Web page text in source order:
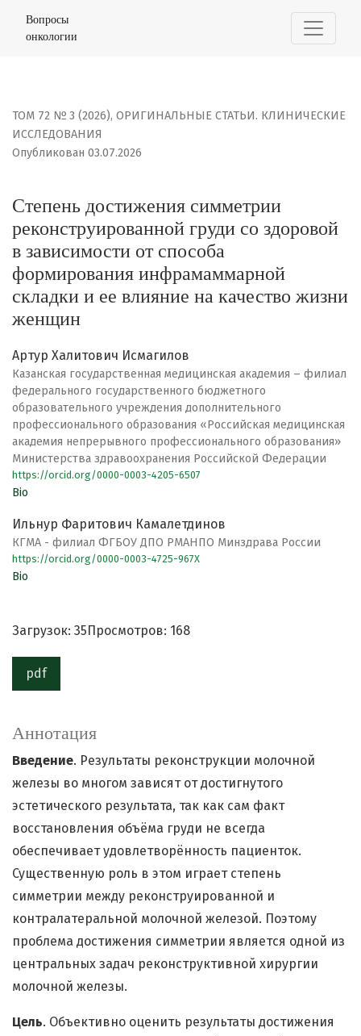
Степень достижения симметрии
Вопросы
онкологии
ТОМ 72 № 3 (2026), ОРИГИНАЛЬНЫЕ СТАТЬИ. КЛИНИЧЕСКИЕ
ИССЛЕДОВАНИЯ
Степень достижения симметрии
реконструированной груди со здоровой
в зависимости от способа
формирования инфрамаммарной
складки и ее влияние на качество жизни
женщин
Опубликован 03.07.2026
Артур Халитович Исмагилов
Казанская государственная медицинская академия – филиал
федерального государственного бюджетного
образовательного учреждения дополнительного
профессионального образования «Российская медицинская
академия непрерывного профессионального образования»
Министерства здравоохранения Российской Федерации
https://orcid.org/0000-0003-4205-6507
Bio
Ильнур Фаритович Камалетдинов
КГМА - филиал ФГБОУ ДПО РМАНПО Минздрава России
https://orcid.org/0000-0003-4725-967X
Bio
Загрузок: 35 Просмотров: 168
pdf
Аннотация
Введение. Результаты реконструкции молочной
железы во многом зависят от достигнутого
эстетического результата, так как сам факт
восстановления объёма груди не всегда
обеспечивает удовлетворённость пациенток.
Существенную роль в этом играет степень
симметрии между реконструированной и
контралатеральной молочной железой. Поэтому
проблема достижения симметрии является одной из
центральных задач реконструктивной хирургии
молочной железы.
Цель. Объективно оценить результаты достижения